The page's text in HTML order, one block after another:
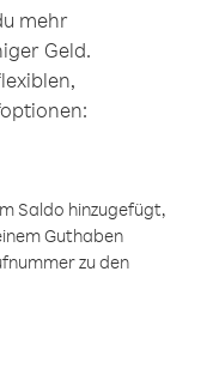
mehr
Geld.
Saldo hinzugefügt,
Guthaben
zu den